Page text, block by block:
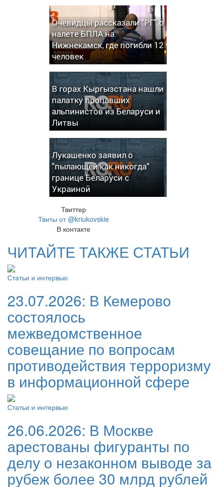
Очевидцы рассказали "РГ" о
налете БПЛА на
Нижнекамск, где погибли 12
человек
В горах Кыргызстана нашли
палатку пропавших
альпинистов из Беларуси и
Литвы
Лукашенко заявил о
"пылающей как никогда"
границе Беларуси с
Украиной
Твиттер
Твиты от @kriukovskie
В контакте
ЧИТАЙТЕ ТАКЖЕ СТАТЬИ
Статьи и интервью
23.07.2026: В Кемерово
состоялось
межведомственное
совещание по вопросам
противодействия терроризму
в информационной сфере
Статьи и интервью
26.06.2026: В Москве
арестованы фигуранты по
делу о незаконном выводе за
рубеж более 30 млрд рублей